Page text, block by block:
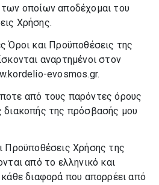
οποίων αποδέχομαι του
Χρήσης.
Όροι και Προϋποθέσεις της
αναρτημένοι στον
evosmos.gr.
από τους παρόντες όρους
διακοπής της πρόσβασής μου
Προϋποθέσεις Χρήσης της
από το ελληνικό και
διαφορά που απορρέει από